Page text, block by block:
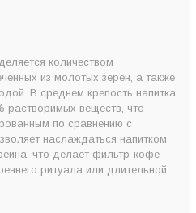
количеством
из молотых зерен, а также
В среднем крепость напитка
растворимых веществ, что
по сравнению с
наслаждаться напитком
что делает фильтр-кофе
ритуала или длительной